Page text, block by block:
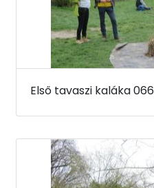
Első tavaszi kaláka 066